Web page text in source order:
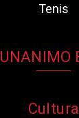
Tenis
UNANIMO
Cultura